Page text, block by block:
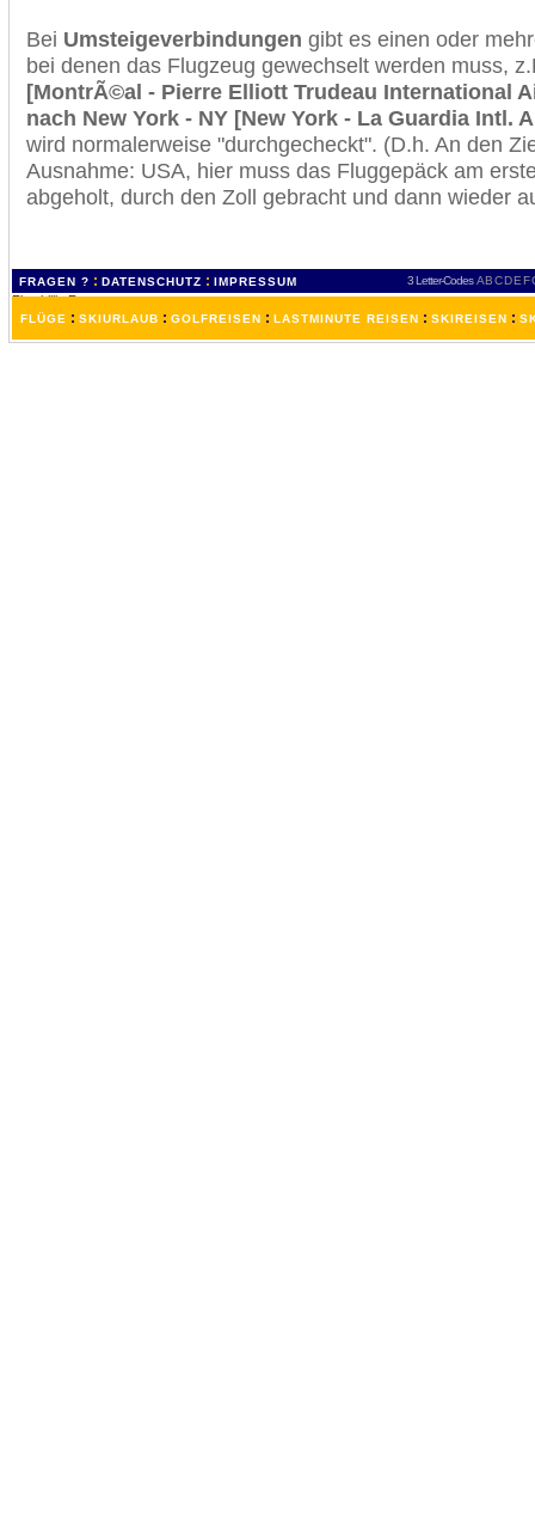
Bei Umsteigeverbindungen gibt es einen oder
bei denen das Flugzeug gewechselt werden muss,
[MontrÃ©al - Pierre Elliott Trudeau International
nach New York - NY [New York - La Guardia Intl.
wird normalerweise "durchgecheckt". (D.h. An den
Ausnahme: USA, hier muss das Fluggepäck am
abgeholt, durch den Zoll gebracht und dann wieder
FRAGEN ? : DATENSCHUTZ : IMPRESSUM 3 Letter-Codes ABCDEF
FLÜGE : SKIURLAUB : GOLFREISEN : LASTMINUTE REISEN : SKIREISEN :